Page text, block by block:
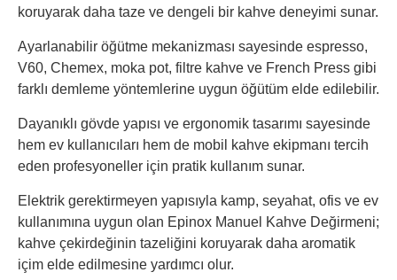
koruyarak daha taze ve dengeli bir kahve deneyimi sunar.
Ayarlanabilir öğütme mekanizması sayesinde espresso,
V60, Chemex, moka pot, filtre kahve ve French Press gibi
farklı demleme yöntemlerine uygun öğütüm elde edilebilir.
Dayanıklı gövde yapısı ve ergonomik tasarımı sayesinde
hem ev kullanıcıları hem de mobil kahve ekipmanı tercih
eden profesyoneller için pratik kullanım sunar.
Elektrik gerektirmeyen yapısıyla kamp, seyahat, ofis ve ev
kullanımına uygun olan Epinox Manuel Kahve Değirmeni;
kahve çekirdeğinin tazeliğini koruyarak daha aromatik
içim elde edilmesine yardımcı olur.